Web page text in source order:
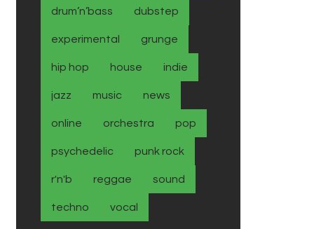
drum’n’bass dubstep
experimental grunge
hip hop house indie
jazz music news
online orchestra pop
psychedelic punk rock
r'n'b reggae sound
techno vocal